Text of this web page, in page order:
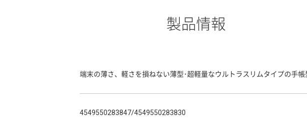
製品情報
端末の薄さ、軽さを損ねない薄型･超軽量なウルトラスリムタイプの手帳
4549550283847/4549550283830